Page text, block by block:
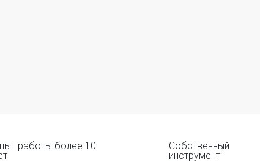
работы более 10
Собственный
инструмент